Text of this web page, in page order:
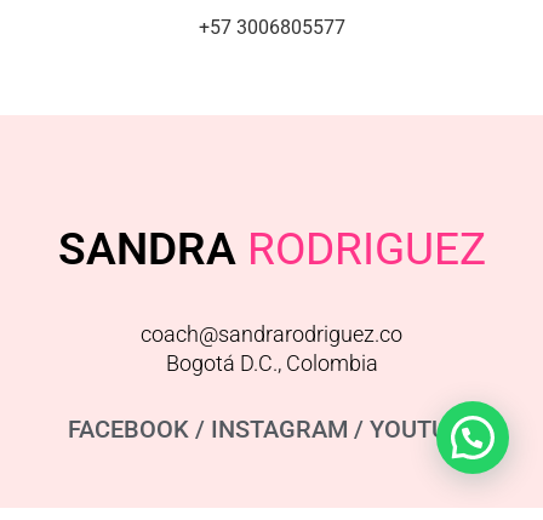
+57 3006805577
SANDRA RODRIGUEZ
coach@sandrarodriguez.co
Bogotá D.C., Colombia
FACEBOOK / INSTAGRAM / YOUTUBE